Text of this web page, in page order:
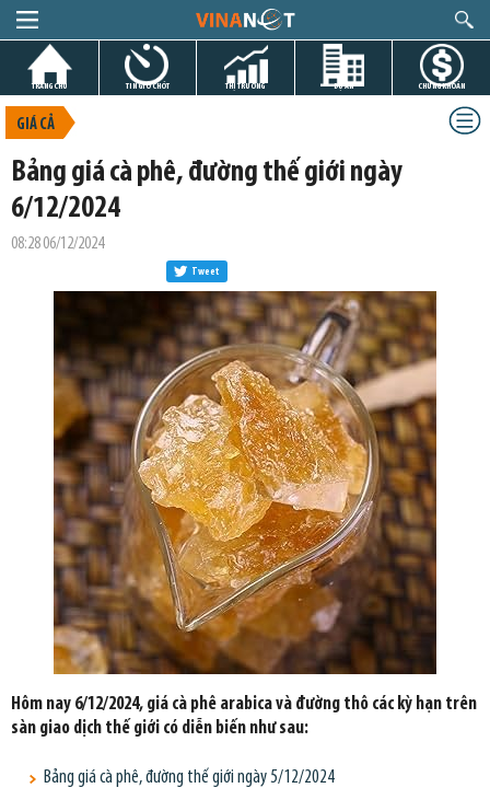
TRANG CHỦ TIN GIỜ CHÓT THỊ TRƯỜNG DỰ ÁN CHỨNG KHOÁN
GIÁ CẢ
Bảng giá cà phê, đường thế giới ngày
6/12/2024
08:28 06/12/2024
Tweet
Hôm nay 6/12/2024, giá cà phê arabica và đường thô các kỳ hạn trên
sàn giao dịch thế giới có diễn biến như sau:
Bảng giá cà phê, đường thế giới ngày 5/12/2024